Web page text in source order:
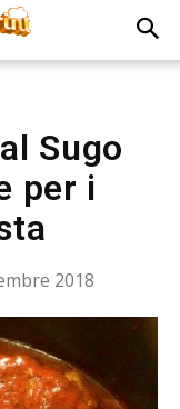
Sugo
per i
2018